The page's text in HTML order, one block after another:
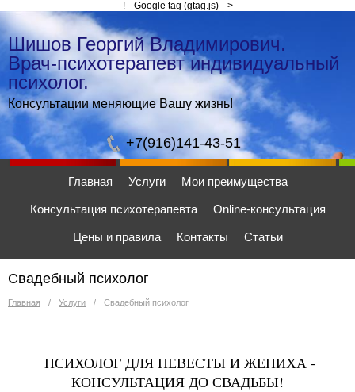
!-- Google tag (gtag.js) -->
Шишов Георгий Владимирович.
Врач-психотерапевт индивидуальный
психолог.
Консультации меняющие Вашу жизнь!
+7(916)141-43-51
Главная Услуги Мои преимущества
Консультация психотерапевта Online-консультация
Цены и правила Контакты Статьи
Свадебный психолог
Главная / Услуги / Свадебный психолог
ПСИХОЛОГ ДЛЯ НЕВЕСТЫ И ЖЕНИХА -
КОНСУЛЬТАЦИЯ ДО СВАДЬБЫ!